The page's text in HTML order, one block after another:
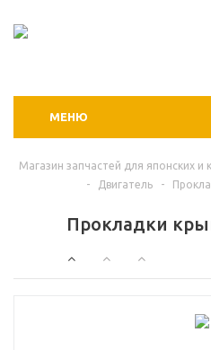
МЕНЮ
Магазин запчастей для японских и
-
Двигатель -
Прокладки